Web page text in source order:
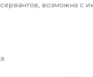
возможна с